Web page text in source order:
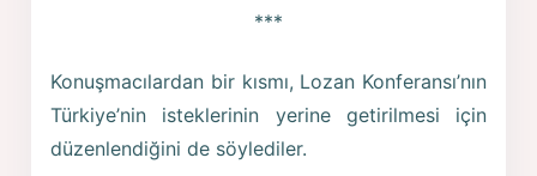
***
Konuşmacılardan bir kısmı, Lozan Konferansı’nın
Türkiye’nin isteklerinin yerine getirilmesi için
düzenlendiğini de söylediler.